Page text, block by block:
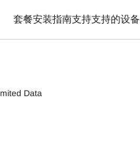
套餐安装指南支持支持的设备
Data